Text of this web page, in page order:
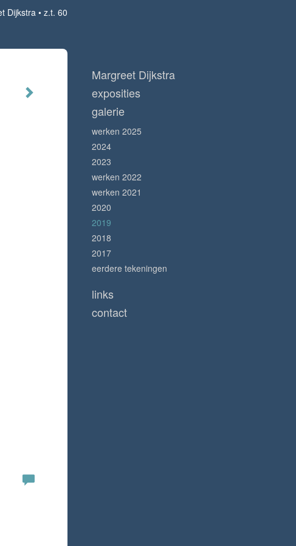
Dijkstra
z.t. 60
Margreet Dijkstra
exposities
galerie
werken 2025
2024
2023
werken 2022
werken 2021
2020
2019
2018
2017
eerdere tekeningen
links
contact